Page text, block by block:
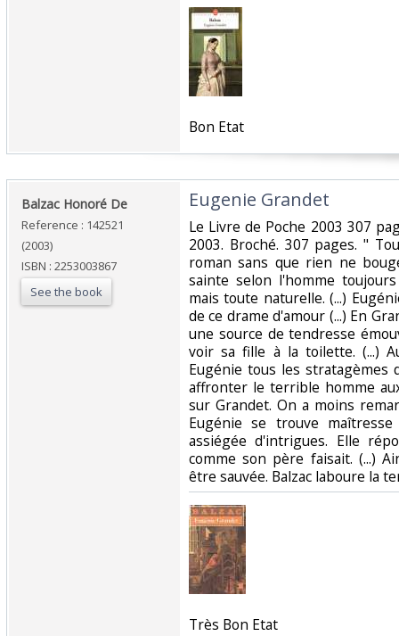
‎Bon Etat‎
‎Balzac Honoré De‎
Reference : 142521
(2003)
ISBN : 2253003867
See the book
‎Eugenie Grandet‎
‎Le Livre de Poche 2003 307
2003. Broché. 307 pages. "
roman sans que rien ne
sainte selon l'homme
mais toute naturelle. (...)
de ce drame d'amour (...) En
une source de tendresse
voir sa fille à la toilette. (...)
Eugénie tous les
affronter le terrible homme
sur Grandet. On a moins
Eugénie se trouve
assiégée d'intrigues. Elle
comme son père faisait. (...)
être sauvée. Balzac laboure la
‎Très Bon Etat‎